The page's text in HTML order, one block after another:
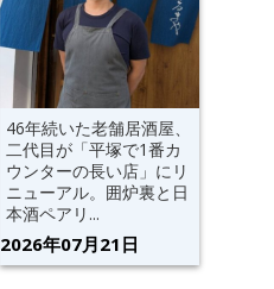
46年続いた老舗居酒屋、
二代目が「平塚で1番カ
ウンターの長い店」にリ
ニューアル。囲炉裏と日
本酒ペアリ...
2026年07月21日